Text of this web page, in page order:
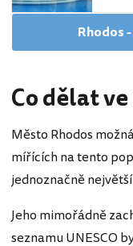
Rhodos
Co dělat
Město Rhodos
mířících na tento
jednoznačně
Jeho mimořádně
seznamu UNESCO